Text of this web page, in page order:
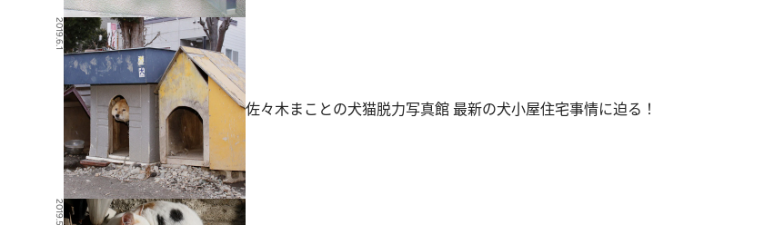
2019.6.1
佐々木まことの犬猫脱力写真館 最新の犬小屋住宅事情に迫る！
2019.5.8